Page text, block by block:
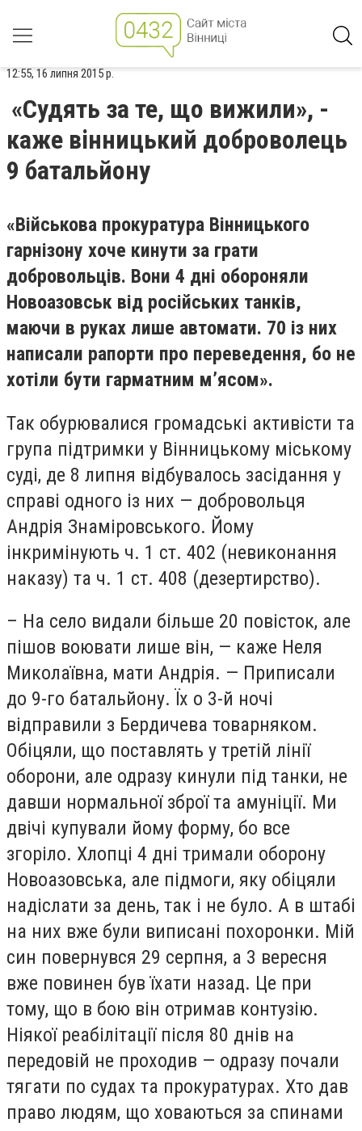
12:55, 16 липня 2015 р.
«Судять за те, що вижили», -
каже вінницький доброволець
9 батальйону
«Військова прокуратура Вінницького
гарнізону хоче кинути за грати
добровольців. Вони 4 дні обороняли
Новоазовськ від російських танків,
маючи в руках лише автомати. 70 із них
написали рапорти про переведення, бо не
хотіли бути гарматним м’ясом».
Так обурювалися громадські активісти та
група підтримки у Вінницькому міському
суді, де 8 липня відбувалось засідання у
справі одного із них — добровольця
Андрія Знаміровського. Йому
інкримінують ч. 1 ст. 402 (невиконання
наказу) та ч. 1 ст. 408 (дезертирство).
– На село видали більше 20 повісток, але
пішов воювати лише він, — каже Неля
Миколаївна, мати Андрія. — Приписали
до 9-го батальйону. Їх о 3-й ночі
відправили з Бердичева товарняком.
Обіцяли, що поставлять у третій лінії
оборони, але одразу кинули під танки, не
давши нормальної зброї та амуніції. Ми
двічі купували йому форму, бо все
згоріло. Хлопці 4 дні тримали оборону
Новоазовська, але підмоги, яку обіцяли
надіслати за день, так і не було. А в штабі
на них вже були виписані похоронки. Мій
син повернувся 29 серпня, а 3 вересня
вже повинен був їхати назад. Це при
тому, що в бою він отримав контузію.
Ніякої реабілітації після 80 днів на
передовій не проходив — одразу почали
тягати по судах та прокуратурах. Хто дав
право людям, що ховаються за спинами